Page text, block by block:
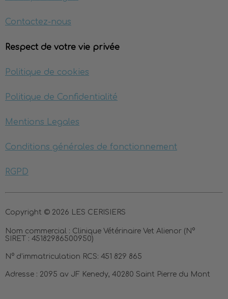
Contactez-nous
Respect de votre vie privée
Politique de cookies
Politique de Confidentialité
Mentions Legales
Conditions générales de fonctionnement
RGPD
Copyright © 2026 LES CERISIERS
Nom commercial : Clinique Vétérinaire Vet Alienor (N°
SIRET : 45182986500950)
N° d’immatriculation RCS: 451 829 865
Adresse : 2095 av JF Kenedy, 40280 Saint Pierre du Mont